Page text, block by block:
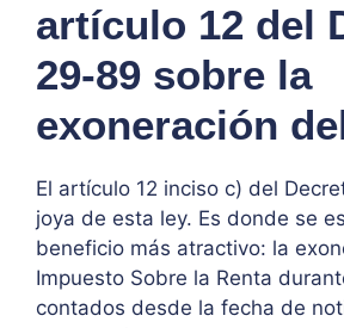
artículo 12 del
29-89 sobre la
exoneración
El artículo 12 inciso c) del
joya de esta ley. Es donde se
beneficio más atractivo: la
Impuesto Sobre la Renta
contados desde la fecha de